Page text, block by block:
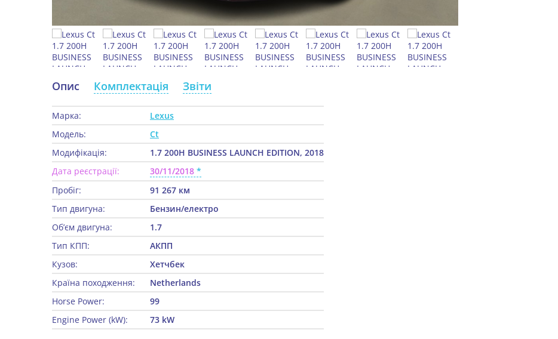
Опис Комплектація Звіти
Марка:
Lexus
Модель:
Ct
Модифікація:
1.7 200H BUSINESS LAUNCH EDITION, 2018
Дата реєстрації:
30/11/2018
Пробіг:
91 267 км
Тип двигуна:
Бензин/електро
Об’єм двигуна:
1.7
Тип КПП:
АКПП
Кузов:
Хетчбек
Країна походження:
Netherlands
Horse Power:
99
Engine Power (kW):
73 kW